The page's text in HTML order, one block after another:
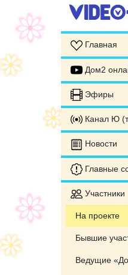
Главная
Дом2
Эфиры
Канал Ю
Новости
Главные
Участники
На проекте
Бывшие
Ведущие